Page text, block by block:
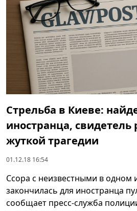
Стрельба в Киеве:
иностранца, свидетель
жуткой трагедии
01.12.18 16:54
Ссора с неизвестными в одном
закончилась для иностранца
сообщает пресс-служба